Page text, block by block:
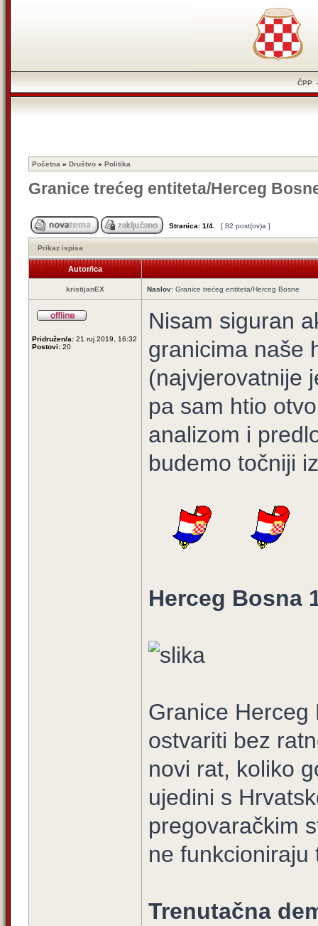
ČPP
Početna » Društvo » Politika
Granice trećeg entiteta/Herceg
Stranica: 1/4 [ 82 post(ov)a ]
Prikaz ispisa
Autor/ica
kristijanEX Naslov: Granice trećeg entiteta/Herceg Bosne
Pridružen/a: 21 ruj 2019, 16:32
Postovi: 20
Nisam siguran
granicima naše
(najvjerovatnije
pa sam htio
analizom i
budemo točniji
Herceg Bosna
Granice Herceg
ostvariti bez
novi rat, koliko
ujedini s
pregovaračkim
ne
Trenutačna